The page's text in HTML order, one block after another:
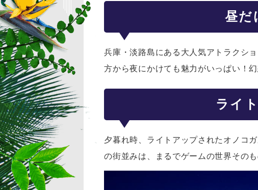
昼だ
兵庫・淡路島にある大人気アトラクシ
方から夜にかけても魅力がいっぱい！
ライ
夕暮れ時、ライトアップされたオノコ
の街並みは、まるでゲームの世界その